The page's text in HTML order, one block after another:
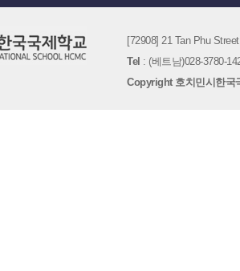
[72908] 21 Tan Phu
Tel : (베트남)028-3780-
Copyright 호치민시한국